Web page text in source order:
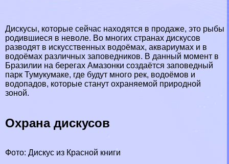
Дискусы, которые сейчас находятся в продаже, это рыбы
родившиеся в неволе. Во многих странах дискусов
разводят в искусственных водоёмах, аквариумах и в
водоёмах различных заповедников. В данный момент в
Бразилии на берегах Амaзoнки создаётся заповедный
парк Тумукумаке, где будут много рек, водоёмов и
водопадов, которые станут охраняемой природной
зоной.
Охрана дискусов
Фото: Дискус из Красной книги